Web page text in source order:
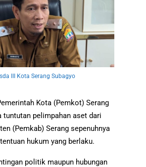
III Kota Serang Subagyo
Kota (Pemkot) Serang
tuntutan pelimpahan aset dari
(Pemkab) Serang sepenuhnya
hukum yang berlaku.
politik maupun hubungan